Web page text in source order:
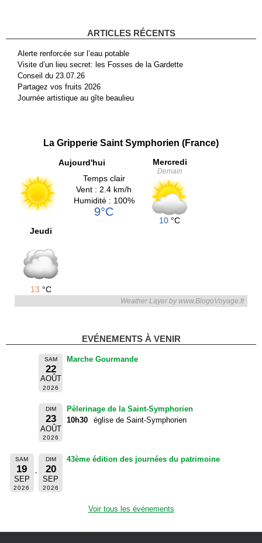
ARTICLES RÉCENTS
Alerte renforcée sur l’eau potable
Visite d’un lieu secret: les Fosses de la Gardette
Conseil du 23.07.26
Partagez vos fruits 2026
Journée artistique au gîte beaulieu
La Gripperie Saint Symphorien (France)
Aujourd'hui
Temps clair
Vent : 2.4 km/h
Humidité : 100%
9°C
Mercredi
Demain
10 °C
Jeudi
13 °C
Weather Layer by www.BlogoVoyage.fr
EVÉNEMENTS À VENIR
SAM
22
AOÛT
2026
Marche Gourmande
DIM
23
AOÛT
2026
Pèlerinage de la Saint-Symphorien
10h30
église de Saint-Symphorien
SAM
19
SEP
2026
DIM
20
SEP
2026
43ème édition des journées du patrimoine
Voir tous les événements